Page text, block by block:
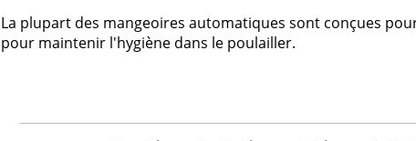
La plupart des mangeoires automatiques sont conçues
pour maintenir l'hygiène dans le poulailler.